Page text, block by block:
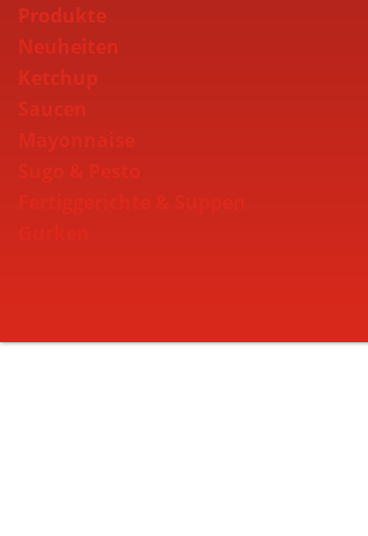
Produkte
Neuheiten
Ketchup
Saucen